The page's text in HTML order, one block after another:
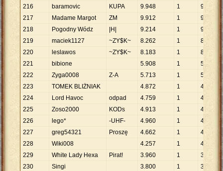
216
baramovic KUPA 9.948 1 9
217
Madame Margot ZM 9.912 1 9 .
218
Pogodny Wódz |H| 9.214 1 9
214
219
maciek1127 ~ZY$K~ 8.262 1 8 262
220
leslawos ~ZY$K~ 8.183 1 8
183
221
bibione 5.908 1 5 .908
222
Zyga0008 Z-A 5.713 1 5
713
223
TOMEK BLIŻNIAK 4.872 1 4
224
Lord Havoc odpad 4.759 1 4 .759
225
Zoso2000 KODs 4.913 1 4
913
226
lego* -UHF- 4.960 1 4
227
greg54321 Proszę 4.662 1 4
662
228
Wiki008 4.257 1 4
229
White Lady Hexa Pirat! 3.960 1 3
230
Singi 3.800 1 3 .